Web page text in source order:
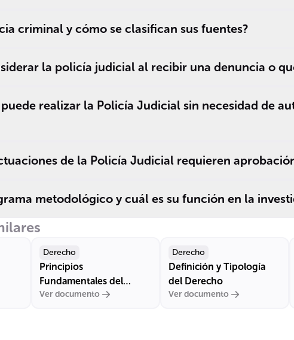
criminal y cómo se clasifican sus fuentes?
la policía judicial al recibir una denuncia o
realizar la Policía Judicial sin necesidad de
de la Policía Judicial requieren
metodológico y cuál es su función en la
Derecho
Principios
Fundamentales del
Proceso Penal en
Ver documento
Derecho
Definición y Tipología
del Derecho
Ver documento